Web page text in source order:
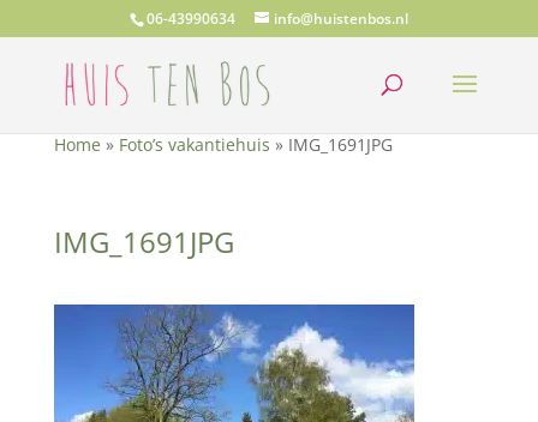
06-43990634 info@huistenbos.nl
Home » Foto’s vakantiehuis » IMG_1691JPG
IMG_1691JPG